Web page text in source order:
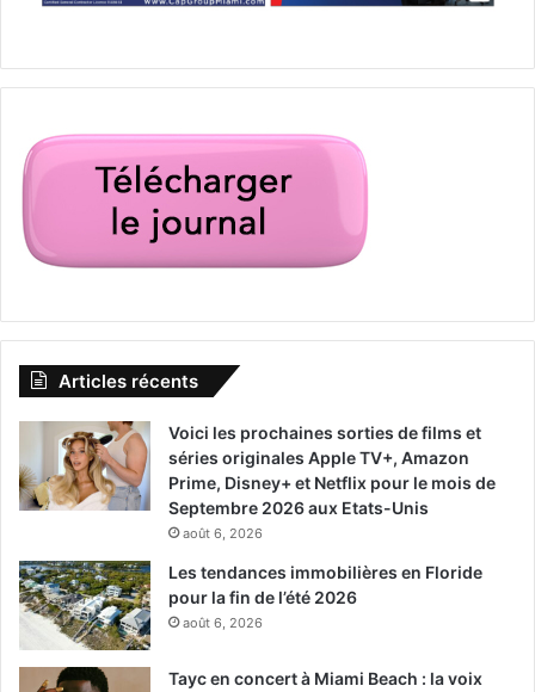
Articles récents
Voici les prochaines sorties de films et
séries originales Apple TV+, Amazon
Prime, Disney+ et Netflix pour le mois de
Septembre 2026 aux Etats-Unis
août 6, 2026
Les tendances immobilières en Floride
pour la fin de l’été 2026
août 6, 2026
Tayc en concert à Miami Beach : la voix